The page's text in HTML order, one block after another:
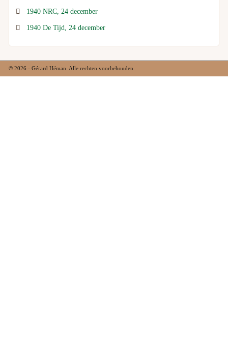
1940 NRC, 24 december
1940 De Tijd, 24 december
© 2026 - Gérard Héman. Alle rechten voorbehouden.